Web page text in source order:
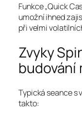
Funkce „Quick
umožní ihned
při velmi
Zvyky
budování
Typická seance s
takto: